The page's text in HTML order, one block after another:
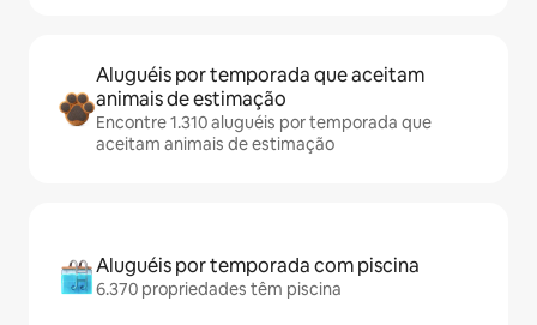
Aluguéis por temporada que aceitam
animais de estimação
Encontre 1.310 aluguéis por temporada que
aceitam animais de estimação
Aluguéis por temporada com piscina
6.370 propriedades têm piscina